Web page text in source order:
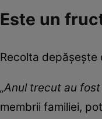
Este un
Recolta depășește
„Anul trecut au
membrii familiei,